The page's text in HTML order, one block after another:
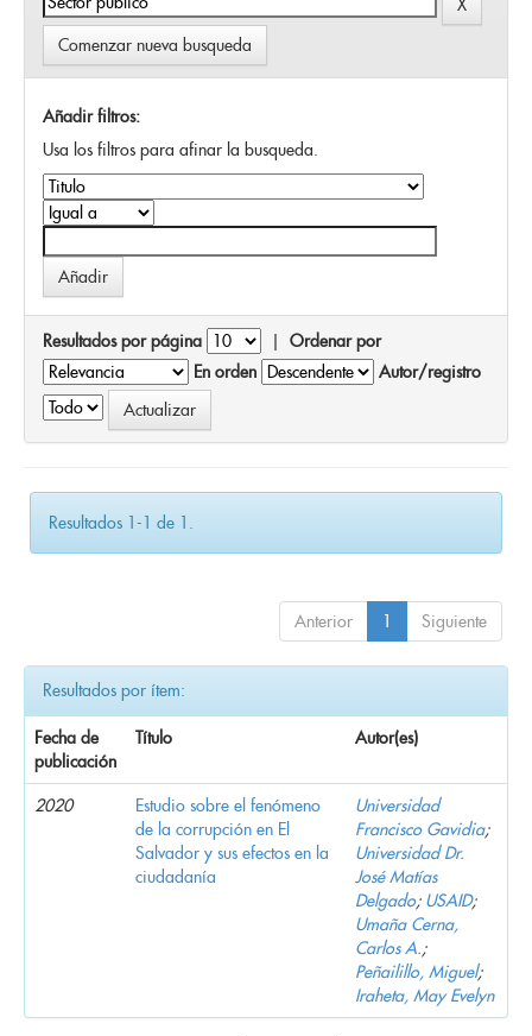
Comenzar nueva busqueda
Añadir filtros:
Usa los filtros para afinar la busqueda.
Resultados por página | Ordenar por
En orden
Autor/registro
Resultados 1-1 de 1.
Anterior 1 Siguiente
Resultados por ítem:
Fecha de
publicación
Título Autor(es)
2020
Estudio sobre el fenómeno
de la corrupción en El
Salvador y sus efectos en la
ciudadanía
Universidad
Francisco Gavidia;
Universidad Dr.
José Matías
Delgado; USAID;
Umaña Cerna,
Carlos A.;
Peñailillo, Miguel;
Iraheta, May Evelyn